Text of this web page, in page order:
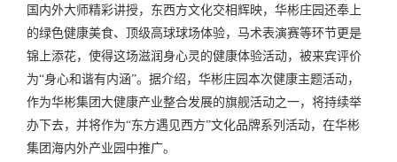
国内外大师精彩讲授，东西方文化交相辉映，华彬庄园还奉上
的绿色健康美食、顶级高球球场体验，马术表演赛等环节更是
锦上添花，使得这场滋润身心灵的健康体验活动，被来宾评价
为“身心和谐有内涵”。据介绍，华彬庄园本次健康主题活动，
作为华彬集团大健康产业整合发展的旗舰活动之一，将持续举
办下去，并将作为“东方遇见西方”文化品牌系列活动，在华彬
集团海内外产业园中推广。